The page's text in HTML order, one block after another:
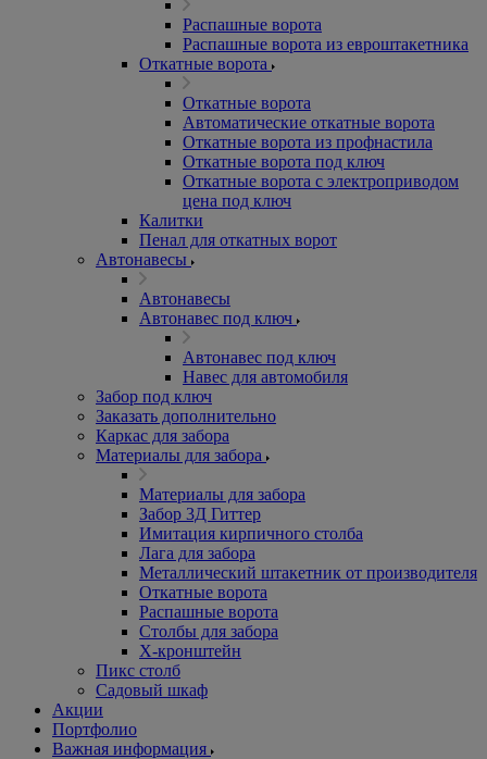
Распашные ворота
Распашные ворота из евроштакетника
Откатные ворота
Откатные ворота
Автоматические откатные ворота
Откатные ворота из профнастила
Откатные ворота под ключ
Откатные ворота с электроприводом
цена под ключ
Калитки
Пенал для откатных ворот
Автонавесы
Автонавесы
Автонавес под ключ
Автонавес под ключ
Навес для автомобиля
Забор под ключ
Заказать дополнительно
Каркас для забора
Материалы для забора
Материалы для забора
Забор 3Д Гиттер
Имитация кирпичного столба
Лага для забора
Металлический штакетник от производителя
Откатные ворота
Распашные ворота
Столбы для забора
Х-кронштейн
Пикс столб
Садовый шкаф
Акции
Портфолио
Важная информация